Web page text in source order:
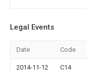
Legal Events
Date Code
2014-11-12 C14